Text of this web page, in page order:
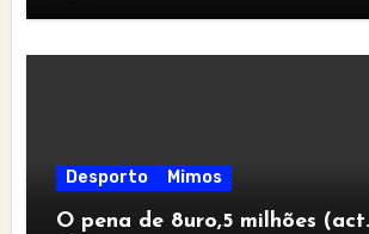
Desporto Mimos
O pena de 8uro,5 milhões